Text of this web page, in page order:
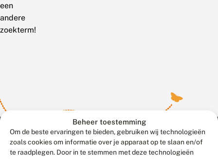
Beheer toestemming
Om de beste ervaringen te bieden, gebruiken wij technologieën
zoals cookies om informatie over je apparaat op te slaan en/of
te raadplegen. Door in te stemmen met deze technologieën
een
andere
zoekterm!